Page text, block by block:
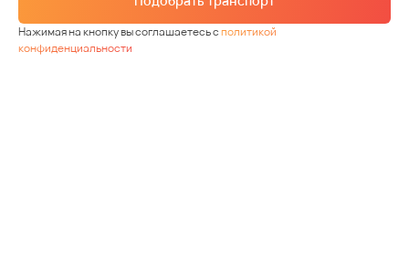
Нажимая на кнопку вы соглашаетесь сполитикой
конфиденциальности